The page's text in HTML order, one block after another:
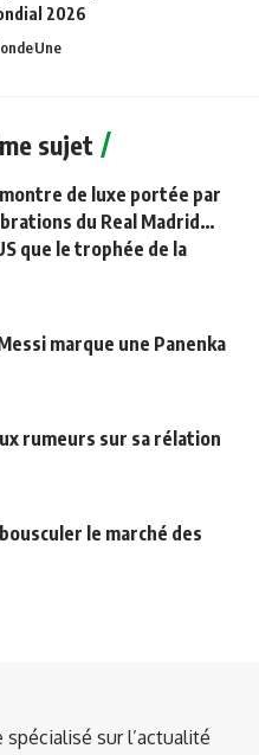
2026
Une
sujet
de luxe portée par
du Real Madrid…
que le trophée de la
marque une Panenka
rumeurs sur sa rélation
le marché des
sur l’actualité